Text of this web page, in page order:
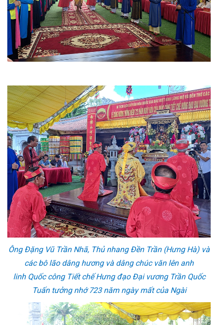
Ông Đặng Vũ Trần Nhã, Thủ nhang Đền Trần (Hưng Hà) và
các bô lão dâng hương và dâng chúc văn lên anh
linh Quốc công Tiết chế Hưng đạo Đại vương Trần Quốc
Tuấn tưởng nhớ 723 năm ngày mất của Ngài